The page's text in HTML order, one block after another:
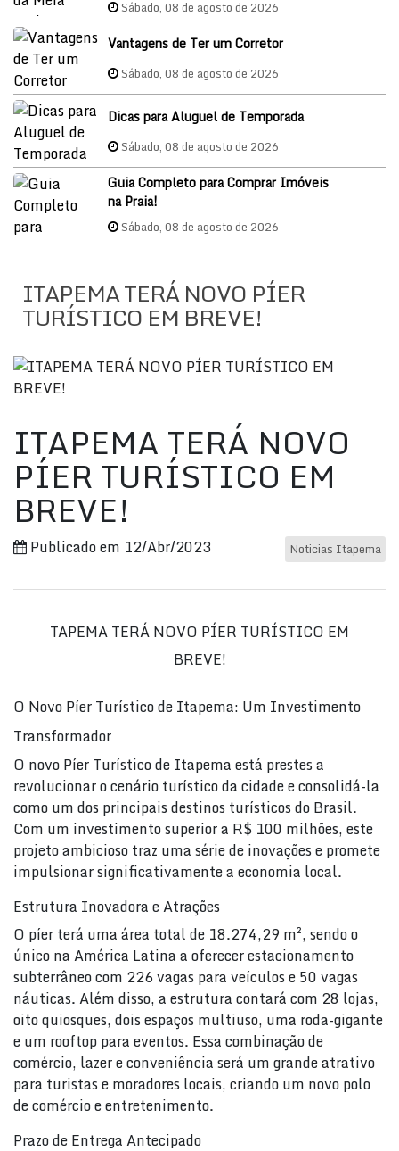
2026
Sábado, 08 de agosto de 2026
Vantagens de Ter um Corretor
Sábado, 08 de agosto de 2026
Dicas para Aluguel de Temporada
Sábado, 08 de agosto de 2026
Guia Completo para Comprar Imóveis
na Praia!
Sábado, 08 de agosto de 2026
ITAPEMA TERÁ NOVO PÍER
TURÍSTICO EM BREVE!
ITAPEMA TERÁ NOVO
PÍER TURÍSTICO EM
BREVE!
Publicado em 12/Abr/2023 Noticias Itapema
TAPEMA TERÁ NOVO PÍER TURÍSTICO EM
BREVE!
O Novo Píer Turístico de Itapema: Um Investimento
Transformador
O novo Píer Turístico de Itapema está prestes a
revolucionar o cenário turístico da cidade e consolidá-la
como um dos principais destinos turísticos do Brasil.
Com um investimento superior a R$ 100 milhões, este
projeto ambicioso traz uma série de inovações e promete
impulsionar significativamente a economia local.
Estrutura Inovadora e Atrações
O píer terá uma área total de 18.274,29 m², sendo o
único na América Latina a oferecer estacionamento
subterrâneo com 226 vagas para veículos e 50 vagas
náuticas. Além disso, a estrutura contará com 28 lojas,
oito quiosques, dois espaços multiuso, uma roda-gigante
e um rooftop para eventos. Essa combinação de
comércio, lazer e conveniência será um grande atrativo
para turistas e moradores locais, criando um novo polo
de comércio e entretenimento.
Prazo de Entrega Antecipado